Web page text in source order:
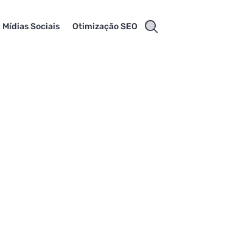
Mídias Sociais Otimização SEO